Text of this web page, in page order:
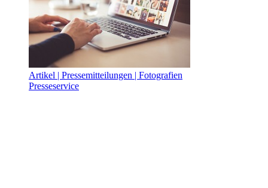
Artikel | Pressemitteilungen | Fotografien
Presseservice